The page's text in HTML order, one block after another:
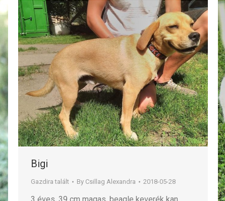
Bigi
Gazdira talált By Csillag Alexandra 2018-05-28